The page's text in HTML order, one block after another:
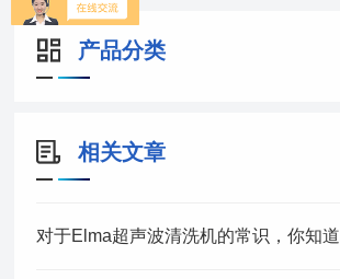
产品分类
相关文章
对于Elma超声波清洗机的常识，你知